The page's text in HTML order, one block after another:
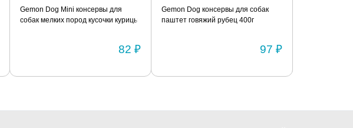
Gemon Dog Mini консервы для
собак мелких пород кусочки курицы
82 ₽
Gemon Dog консервы для собак
паштет говяжий рубец 400г
97 ₽